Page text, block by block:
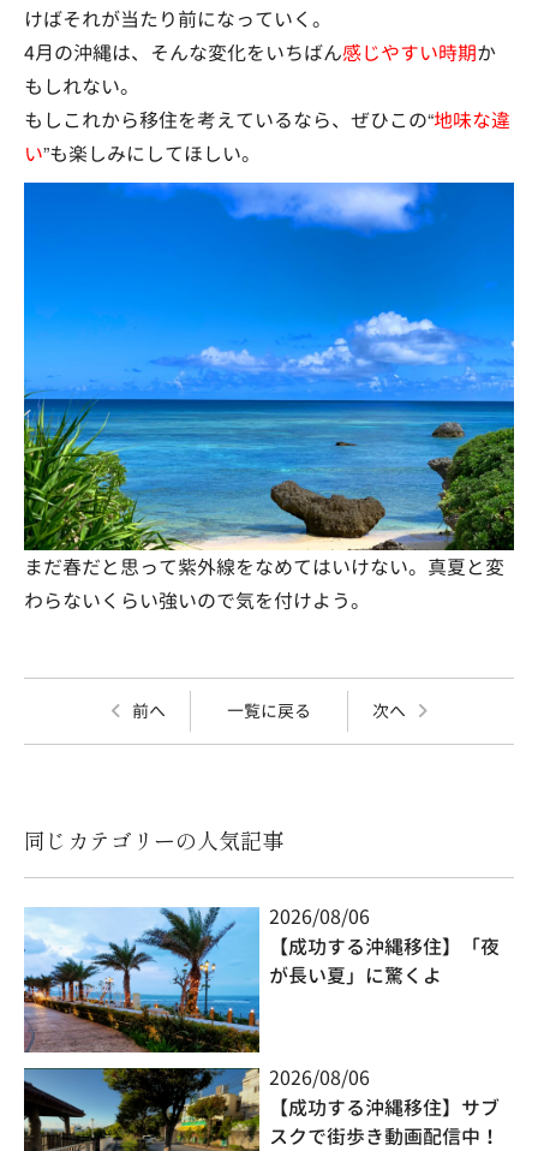
けばそれが当たり前になっていく。
4月の沖縄は、そんな変化をいちばん感じやすい時期か
もしれない。
もしこれから移住を考えているなら、ぜひこの“地味な違
い”も楽しみにしてほしい。
まだ春だと思って紫外線をなめてはいけない。真夏と変
わらないくらい強いので気を付けよう。
前へ 一覧に戻る 次へ
同じカテゴリーの人気記事
2026/08/06
【成功する沖縄移住】「夜
が長い夏」に驚くよ
2026/08/06
【成功する沖縄移住】サブ
スクで街歩き動画配信中！